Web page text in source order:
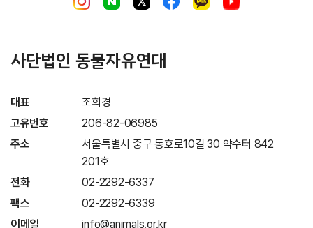
사단법인 동물자유연대
대표
조희경
고유번호
206-82-06985
주소
서울특별시 중구 동호로10길 30 약수터 842
201호
전화
02-2292-6337
팩스
02-2292-6339
이메일
info@animals.or.kr